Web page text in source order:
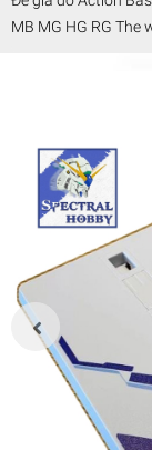
MB MG HG RG The